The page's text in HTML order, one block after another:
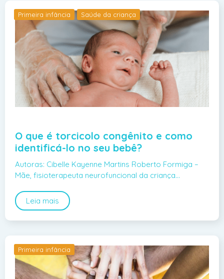
Primeira infância Saúde da criança
O que é torcicolo congênito e como
identificá-lo no seu bebê?
Autoras: Cibelle Kayenne Martins Roberto Formiga –
Mãe, fisioterapeuta neurofuncional da criança…
Leia mais
Primeira infância